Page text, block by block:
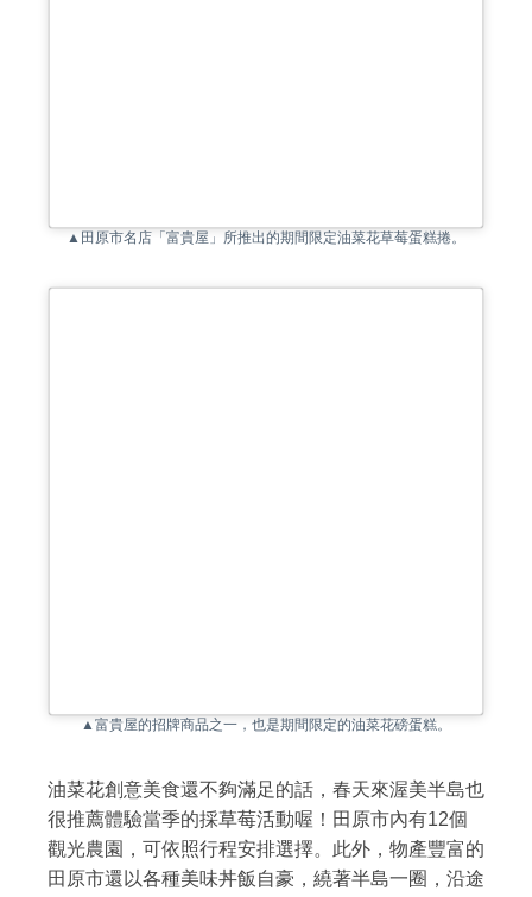
▲田原市名店「富貴屋」所推出的期間限定油菜花草莓蛋糕捲。
▲富貴屋的招牌商品之一，也是期間限定的油菜花磅蛋糕。
油菜花創意美食還不夠滿足的話，春天來渥美半島也
很推薦體驗當季的採草莓活動喔！田原市內有12個
觀光農園，可依照行程安排選擇。此外，物產豐富的
田原市還以各種美味丼飯自豪，繞著半島一圈，沿途